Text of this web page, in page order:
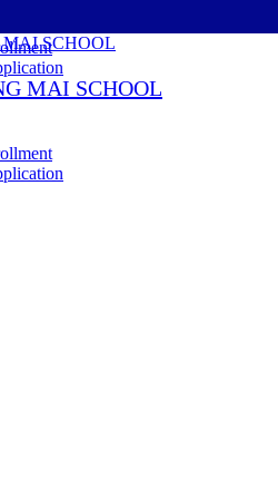
MAI SCHOOL